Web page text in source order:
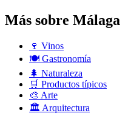
Más sobre Málaga
🍷 Vinos
🍽️ Gastronomía
🌲 Naturaleza
🛒 Productos típicos
🎨 Arte
🏛️ Arquitectura